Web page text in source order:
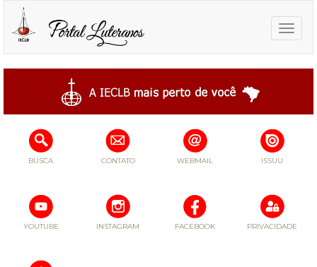
Toggle
BUSCA CONTATO WEBMAIL ISSUU
YOUTUBE INSTAGRAM FACEBOOK PRIVACIDADE